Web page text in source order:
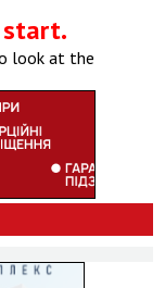
start.
look at the